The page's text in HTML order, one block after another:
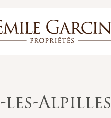
les-Alpilles